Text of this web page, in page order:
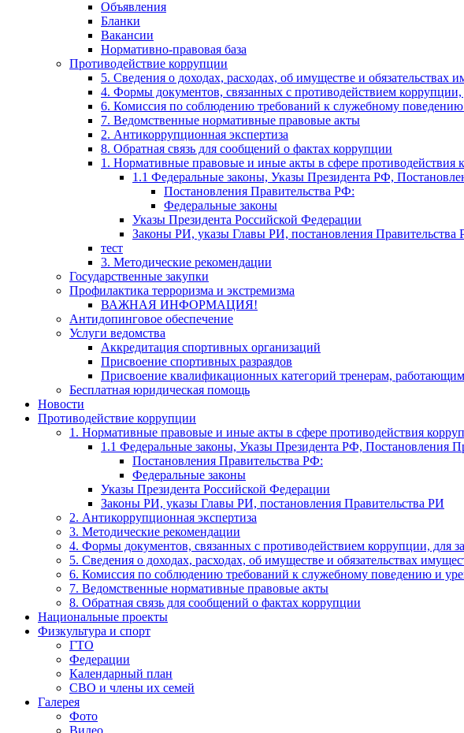
Объявления
Бланки
Вакансии
Нормативно-правовая база
Противодействие коррупции
5. Сведения о доходах, расходах, об имуществе и обязательствах
4. Формы документов, связанных с противодействием коррупции,
6. Комиссия по соблюдению требований к служебному
7. Ведомственные нормативные правовые акты
2. Антикоррупционная экспертиза
8. Обратная связь для сообщений о фактах коррупции
1. Нормативные правовые и иные акты в сфере противодействия
1.1 Федеральные законы, Указы Президента РФ,
Постановления Правительства РФ:
Федеральные законы
Указы Президента Российской Федерации
Законы РИ, указы Главы РИ, постановления Правительства
тест
3. Методические рекомендации
Государственные закупки
Профилактика терроризма и экстремизма
​ВАЖНАЯ ИНФОРМАЦИЯ!
Антидопинговое обеспечение
Услуги ведомства
Аккредитация спортивных организаций
Присвоение спортивных разраядов
Присвоение квалификационных категорий тренерам,
Бесплатная юридическая помощь
Новости
Противодействие коррупции
1. Нормативные правовые и иные акты в сфере противодействия
1.1 Федеральные законы, Указы Президента РФ, Постановления
Постановления Правительства РФ:
Федеральные законы
Указы Президента Российской Федерации
Законы РИ, указы Главы РИ, постановления Правительства РИ
2. Антикоррупционная экспертиза
3. Методические рекомендации
4. Формы документов, связанных с противодействием коррупции, для
5. Сведения о доходах, расходах, об имуществе и обязательствах
6. Комиссия по соблюдению требований к служебному поведению и
7. Ведомственные нормативные правовые акты
8. Обратная связь для сообщений о фактах коррупции
Национальные проекты
Физкультура и спорт
ГТО
Федерации
Календарный план
СВО и члены их семей
Галерея
Фото
Видео